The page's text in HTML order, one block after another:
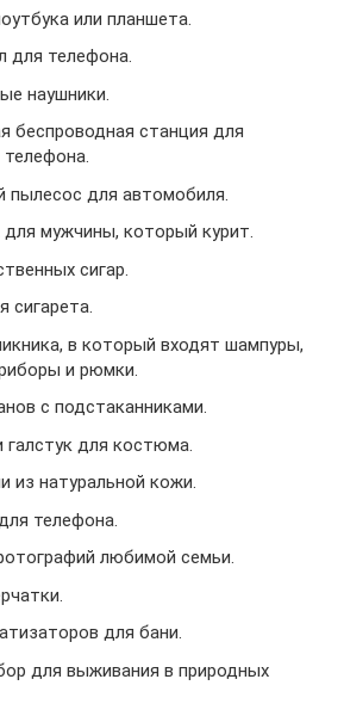
или планшета.
для телефона.
наушники.
беспроводная станция для
пылесос для автомобиля.
для мужчины, который курит.
сигар.
сигарета.
в который входят шампуры,
и рюмки.
с подстаканниками.
галстук для костюма.
из натуральной кожи.
телефона.
любимой семьи.
для бани.
для выживания в природных